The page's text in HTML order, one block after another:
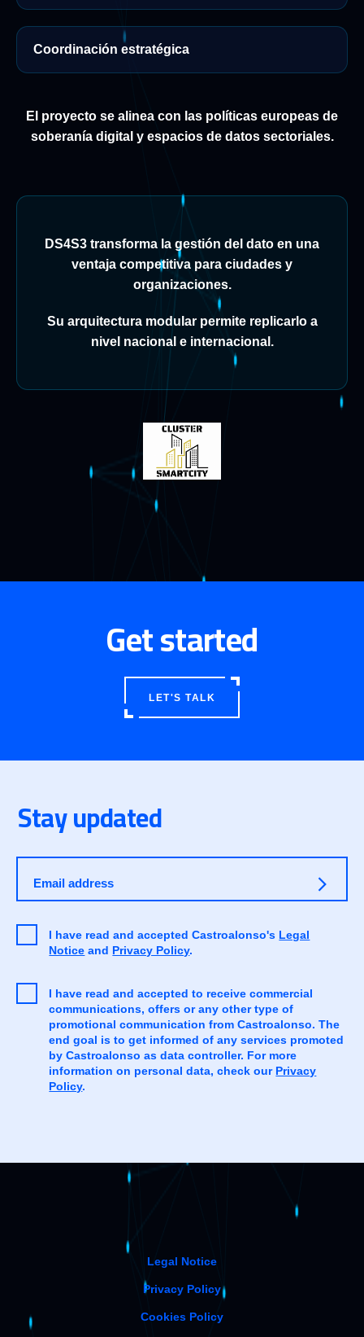
Coordinación estratégica
El proyecto se alinea con las políticas europeas de
soberanía digital y espacios de datos sectoriales.
DS4S3 transforma la gestión del dato en una
ventaja competitiva para ciudades y
organizaciones.
Su arquitectura modular permite replicarlo a
nivel nacional e internacional.
Get started
LET'S TALK
Stay updated
Email address
I have read and accepted Castroalonso's Legal
Notice and Privacy Policy.
I have read and accepted to receive commercial
communications, offers or any other type of
promotional communication from Castroalonso. The
end goal is to get informed of any services promoted
by Castroalonso as data controller. For more
information on personal data, check our Privacy
Policy.
Legal Notice
Privacy Policy
Cookies Policy